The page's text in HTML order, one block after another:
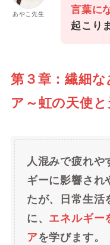
あやこ先生
言葉に
起こり
第３章：繊細
ア～虹の天使
人混みで疲れや
ギーに影響さ
たが、日常生活
に、 エネルギー
アを学びます。